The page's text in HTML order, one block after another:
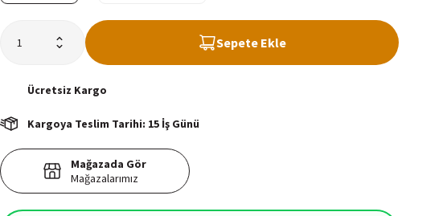
Sepete Ekle
Ücretsiz Kargo
Kargoya Teslim Tarihi: 15 İş Günü
Mağazada Gör
Mağazalarımız